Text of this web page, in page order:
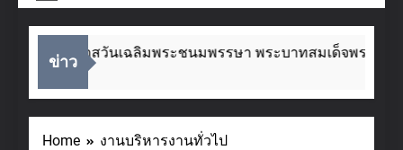
นครสวรรค์
ข่าว
องในโอกาสวันเฉลิมพระชนมพรรษา พระบาทสมเด็จพระเจ้าอ
Home งานบริหารงานทั่วไป